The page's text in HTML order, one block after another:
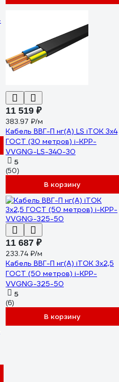
11 519 ₽
383.97 ₽/м
Кабель ВВГ-П нг(А) LS iTOK 3x4
ГОСТ (30 метров) i-KPP-
VVGNG-LS-340-30
5
(50)
В корзину
11 687 ₽
233.74 ₽/м
Кабель ВВГ-П нг(А) iTOK 3x2,5
ГОСТ (50 метров) i-KPP-
VVGNG-325-50
5
(6)
В корзину